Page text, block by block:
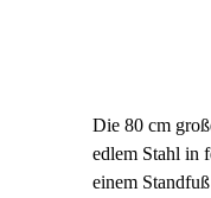
Die 80 cm
edlem Stahl in
einem